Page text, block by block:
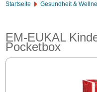
Startseite Gesundheit &
EM-EUKAL
Pocketbox